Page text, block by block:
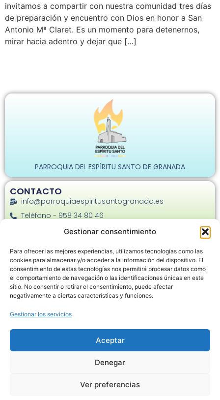
Gestionar consentimiento
Para ofrecer las mejores experiencias, utilizamos tecnologías como las
cookies para almacenar y/o acceder a la información del dispositivo. El
consentimiento de estas tecnologías nos permitirá procesar datos como
el comportamiento de navegación o las identificaciones únicas en este
sitio. No consentir o retirar el consentimiento, puede afectar
negativamente a ciertas características y funciones.
Gestionar los servicios
Aceptar
Denegar
Ver preferencias
invitamos a compartir con nuestra comunidad tres días
de preparación y encuentro con Dios en honor a San
Antonio Mª Claret. Es un momento para detenernos,
mirar hacia adentro y dejar que […]
PARROQUIA DEL ESPÍRITU SANTO DE GRANADA
CONTACTO
info@parroquiaespiritusantogranada.es
Teléfono - 958 34 80 46
C. Joaquina Eguaras, 22 - 18013
Política de cookies
Estoy de acuerdo